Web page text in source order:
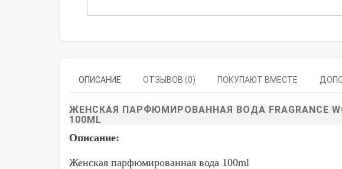
ОПИСАНИЕ ОТЗЫВОВ (0) ПОКУПАЮТ ВМЕСТЕ
ЖЕНСКАЯ ПАРФЮМИРОВАННАЯ ВОДА FRAGRANCE
100ML
Описание:
Женская парфюмированная вода 100ml